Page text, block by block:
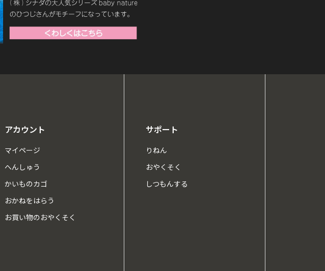
アカウント
マイページ
へんしゅう
かいものカゴ
おかねをはらう
お買い物のおやくそく
サポート
りねん
おやくそく
しつもんする